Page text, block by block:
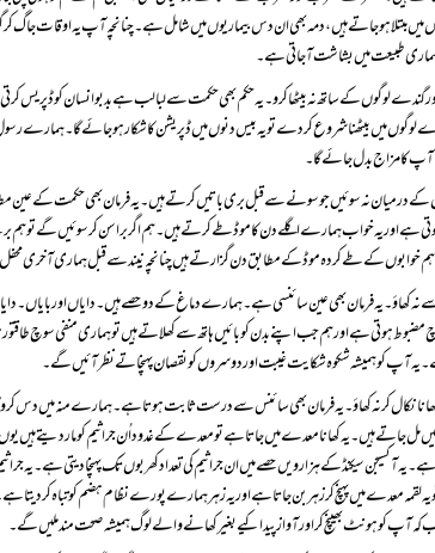
طبیعت میں بشاشت آ جاتی ہے ۔
آپ کا مزاج بدل جائے گا۔
کے طے کردہ موڈ کے مطابق دن گزار تے ہیں چنانچہ نیند سے قبل ہماری آخری محفل
آپ کو ہمیشہ شکوہ شکایت غیبت اور دوسروں کو نقصان پہنچاتے نظر آئیں گے۔
آپ کو ہونٹ بھینچ کر اور آواز پیدا کیے بغیر کھانے والے لوگ ہمیشہ صحت مند ملیں گے۔